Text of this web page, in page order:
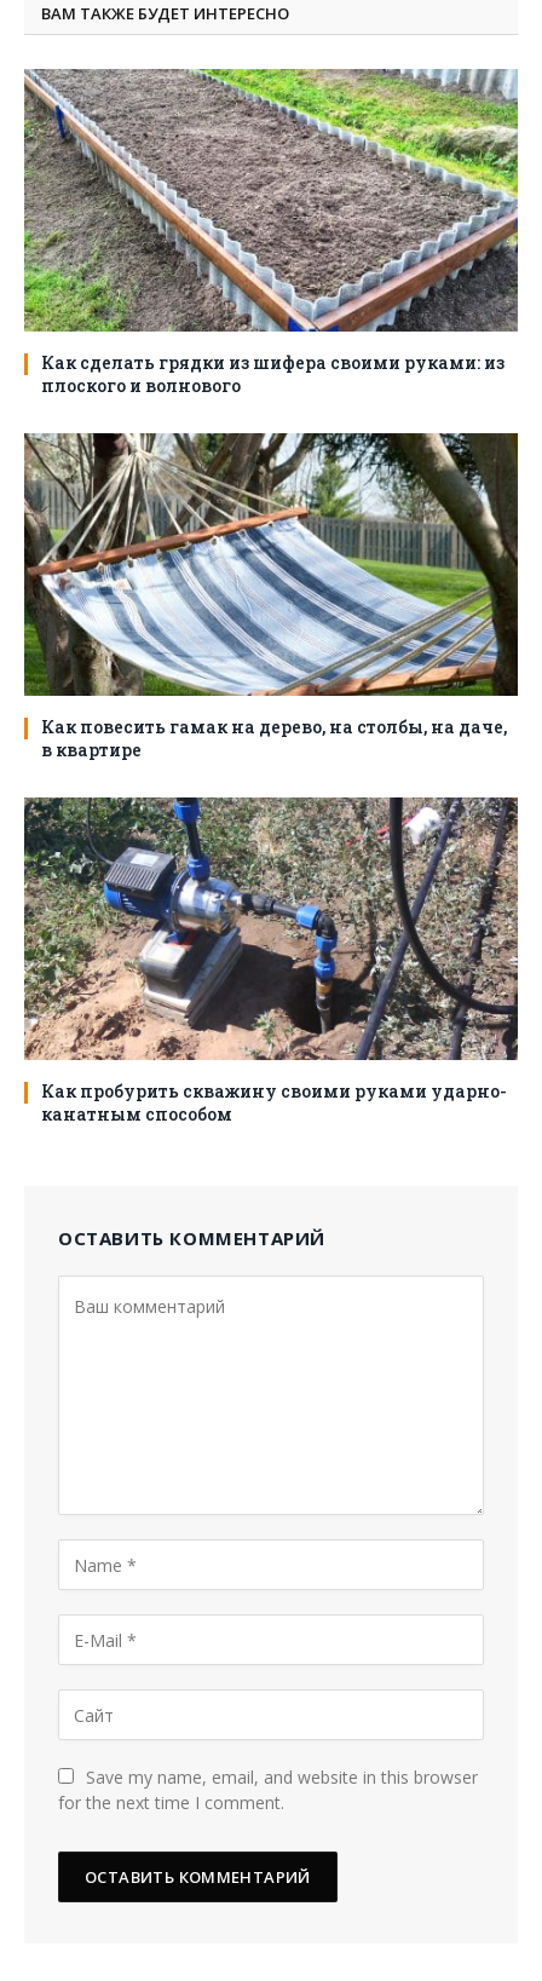
ВАМ ТАКЖЕ БУДЕТ ИНТЕРЕСНО
Как сделать грядки из шифера своими руками: из
плоского и волнового
Как повесить гамак на дерево, на столбы, на даче,
в квартире
Как пробурить скважину своими руками ударно-
канатным способом
ОСТАВИТЬ КОММЕНТАРИЙ
Save my name, email, and website in this browser
for the next time I comment.